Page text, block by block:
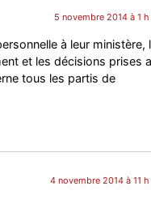
5 novembre 2014 à 1
à leur ministère,
et les décisions prises
tous les partis de
4 novembre 2014 à 11